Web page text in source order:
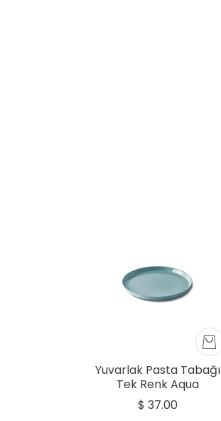
Yuvarlak Pasta Tabağı
Tek Renk Aqua
$ 37.00